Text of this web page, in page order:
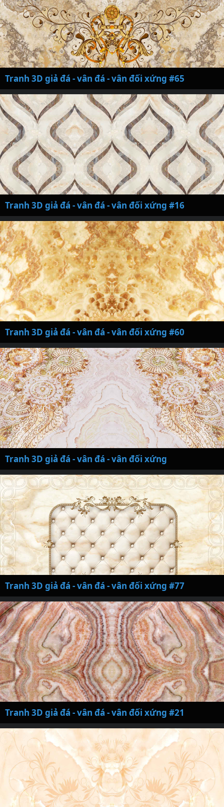
Tranh 3D giả đá - vân đá - vân đối xứng #65
Tranh 3D giả đá - vân đá - vân đối xứng #16
Tranh 3D giả đá - vân đá - vân đối xứng #60
Tranh 3D giả đá - vân đá - vân đối xứng
Tranh 3D giả đá - vân đá - vân đối xứng #77
Tranh 3D giả đá - vân đá - vân đối xứng #21